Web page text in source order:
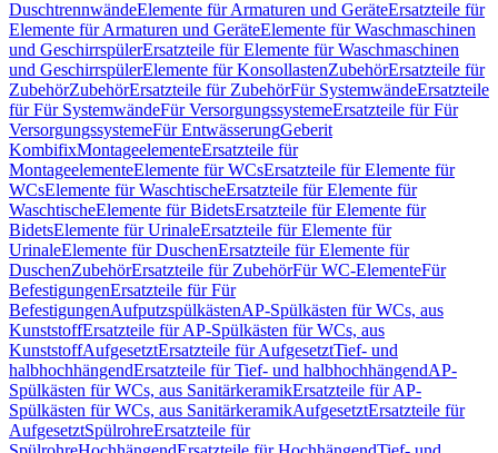
DuschtrennwändeElemente für Armaturen und GeräteErsatzteile für
Elemente für Armaturen und GeräteElemente für Waschmaschinen
und GeschirrspülerErsatzteile für Elemente für Waschmaschinen
und GeschirrspülerElemente für KonsollastenZubehörErsatzteile für
ZubehörZubehörErsatzteile für ZubehörFür SystemwändeErsatzteile
für Für SystemwändeFür VersorgungssystemeErsatzteile für Für
VersorgungssystemeFür EntwässerungGeberit
KombifixMontageelementeErsatzteile für
MontageelementeElemente für WCsErsatzteile für Elemente für
WCsElemente für WaschtischeErsatzteile für Elemente für
WaschtischeElemente für BidetsErsatzteile für Elemente für
BidetsElemente für UrinaleErsatzteile für Elemente für
UrinaleElemente für DuschenErsatzteile für Elemente für
DuschenZubehörErsatzteile für ZubehörFür WC-ElementeFür
BefestigungenErsatzteile für Für
BefestigungenAufputzspülkästenAP-Spülkästen für WCs, aus
KunststoffErsatzteile für AP-Spülkästen für WCs, aus
KunststoffAufgesetztErsatzteile für AufgesetztTief- und
halbhochhängendErsatzteile für Tief- und halbhochhängendAP-
Spülkästen für WCs, aus SanitärkeramikErsatzteile für AP-
Spülkästen für WCs, aus SanitärkeramikAufgesetztErsatzteile für
AufgesetztSpülrohreErsatzteile für